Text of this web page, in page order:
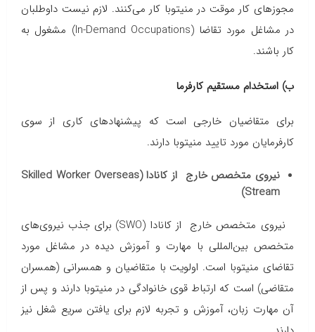
مجوزهای کار موقت در منیتوبا کار می‌کنند. لازم نیست داوطلبان
در مشاغل مورد تقاضا (In-Demand Occupations) مشغول به
کار باشند.
ب) استخدام مستقیم کارفرما
برای متقاضیان خارجی است که پیشنهادهای کاری از سوی
کارفرمایان مورد تایید منیتوبا دارند.
نیروی متخصص خارج از کانادا (Skilled Worker Overseas
Stream)
نیروی متخصص خارج از کانادا (SWO) برای جذب نیروی‌های
متخصص بین‌المللی با مهارت‌ و آموزش دیده در مشاغل مورد
تقاضای منیتوبا است. اولویت با متقاضیان و همسرانی (همسران
متقاضی) است که ارتباط قوی خانوادگی در منیتوبا دارند و پس از
آن مهارت زبان، آموزش و تجربه لازم برای یافتن سریع شغل نیز